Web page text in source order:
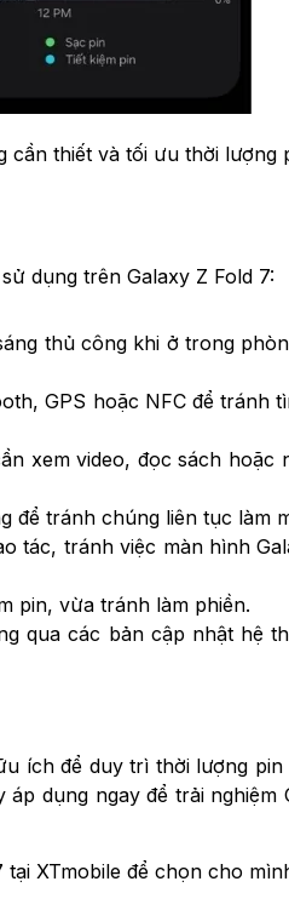
thiết và tối ưu thời lượng
dụng trên Galaxy Z Fold 7:
thủ công khi ở trong
GPS hoặc NFC để tránh
xem video, đọc sách hoặc
để tránh chúng liên tục làm
tác, tránh việc màn hình
pin, vừa tránh làm phiền.
qua các bản cập nhật hệ
ích để duy trì thời lượng
dụng ngay để trải nghiệm
XTmobile để chọn cho